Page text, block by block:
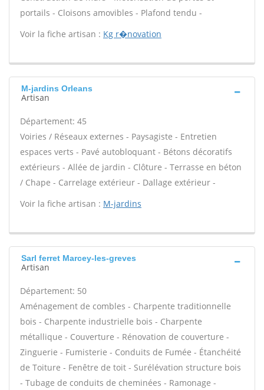
portails - Cloisons amovibles - Plafond tendu -
Voir la fiche artisan : Kg r�novation
M-jardins Orleans
Artisan
Département: 45
Voiries / Réseaux externes - Paysagiste - Entretien
espaces verts - Pavé autobloquant - Bétons décoratifs
extérieurs - Allée de jardin - Clôture - Terrasse en béton
/ Chape - Carrelage extérieur - Dallage extérieur -
Voir la fiche artisan : M-jardins
Sarl ferret Marcey-les-greves
Artisan
Département: 50
Aménagement de combles - Charpente traditionnelle
bois - Charpente industrielle bois - Charpente
métallique - Couverture - Rénovation de couverture -
Zinguerie - Fumisterie - Conduits de Fumée - Étanchéité
de Toiture - Fenêtre de toit - Surélévation structure bois
- Tubage de conduits de cheminées - Ramonage -